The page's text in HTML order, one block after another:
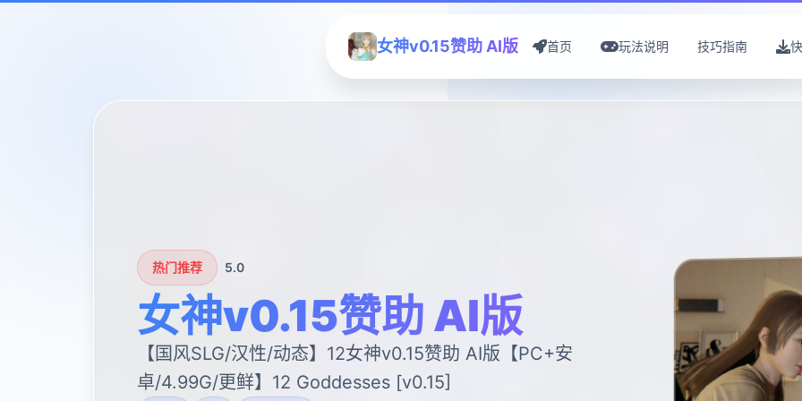
女神v0.15赞助 AI版 首页 玩法说明 技巧指南
热门推荐 5.0
女神v0.15赞助 AI版
【国风SLG/汉性/动态】12女神v0.15赞助 AI版【PC+安
卓/4.99G/更鲜】12 Goddesses [v0.15]